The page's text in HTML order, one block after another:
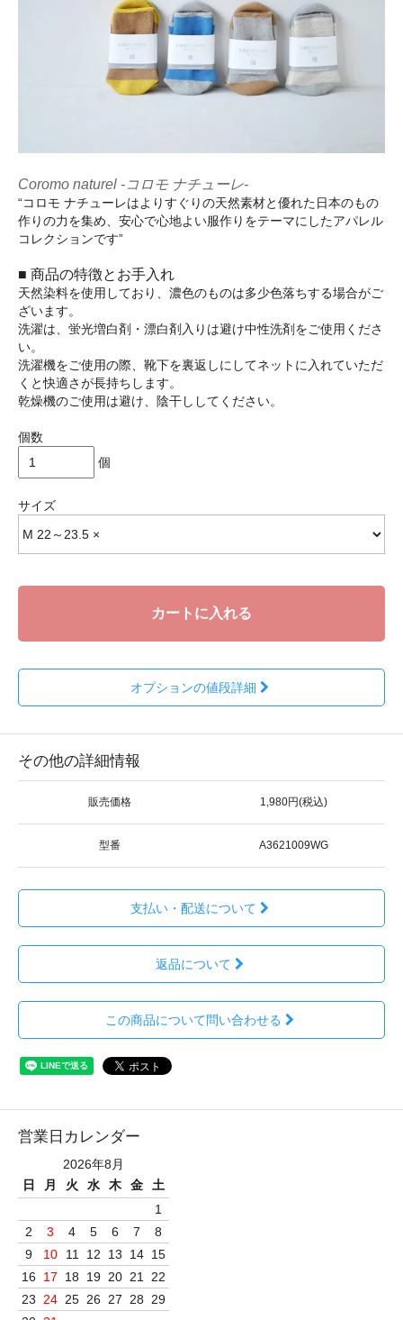
Coromo naturel -コロモ ナチューレ-
“コロモ ナチューレはよりすぐりの天然素材と優れた日本のもの
作りの力を集め、安心で心地よい服作りをテーマにしたアパレル
コレクションです”
■ 商品の特徴とお手入れ
天然染料を使用しており、濃色のものは多少色落ちする場合がご
ざいます。
洗濯は、蛍光増白剤・漂白剤入りは避け中性洗剤をご使用くださ
い。
洗濯機をご使用の際、靴下を裏返しにしてネットに入れていただ
くと快適さが長持ちします。
乾燥機のご使用は避け、陰干ししてください。
個数
個
サイズ
カートに入れる
オプションの値段詳細
その他の詳細情報
販売価格 1,980円(税込)
型番 A3621009WG
支払い・配送について
返品について
この商品について問い合わせる
営業日カレンダー
2026年8月
日
月 火 水 木 金
土
1
2
3 4 5 6 7
8
9
10 11 12 13 14 15
16
17 18 19 20 21
22
23
24 25 26 27 28
29